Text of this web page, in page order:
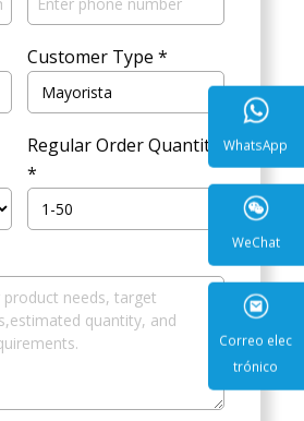
Customer Type *
Regular Order Quantity
*
Correo